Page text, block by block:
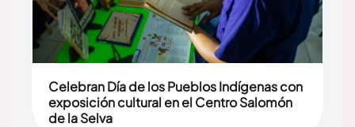
Celebran Día de los Pueblos Indígenas con
exposición cultural en el Centro Salomón
de la Selva